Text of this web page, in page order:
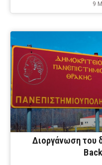
9
Διοργάνωση του